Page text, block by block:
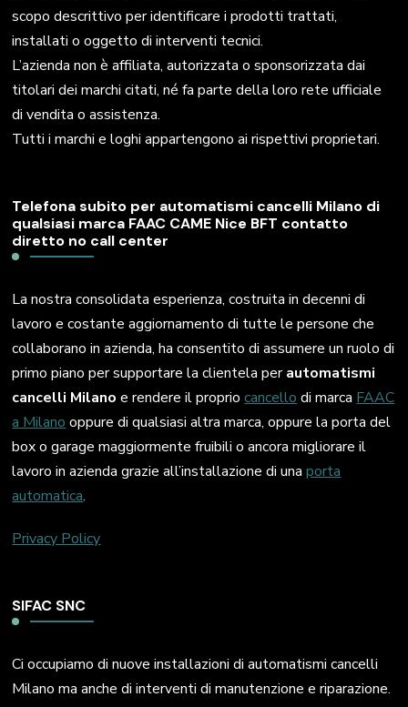
scopo descrittivo per identificare i prodotti trattati,
installati o oggetto di interventi tecnici.
L’azienda non è affiliata, autorizzata o sponsorizzata dai
titolari dei marchi citati, né fa parte della loro rete ufficiale
di vendita o assistenza.
Tutti i marchi e loghi appartengono ai rispettivi proprietari.
Telefona subito per automatismi cancelli Milano di
qualsiasi marca FAAC CAME Nice BFT contatto
diretto no call center
La nostra consolidata esperienza, costruita in decenni di
lavoro e costante aggiornamento di tutte le persone che
collaborano in azienda, ha consentito di assumere un ruolo di
primo piano per supportare la clientela perautomatismi
cancelli Milano e rendere il propriocancello di marca FAAC
a Milano oppure di qualsiasi altra marca, oppure la porta del
box o garage maggiormente fruibili o ancora migliorare il
lavoro in azienda grazie all’installazione di unaporta
automatica.
Privacy Policy
SIFAC SNC
Ci occupiamo di nuove installazioni di automatismi cancelli
Milano ma anche di interventi di manutenzione e riparazione.